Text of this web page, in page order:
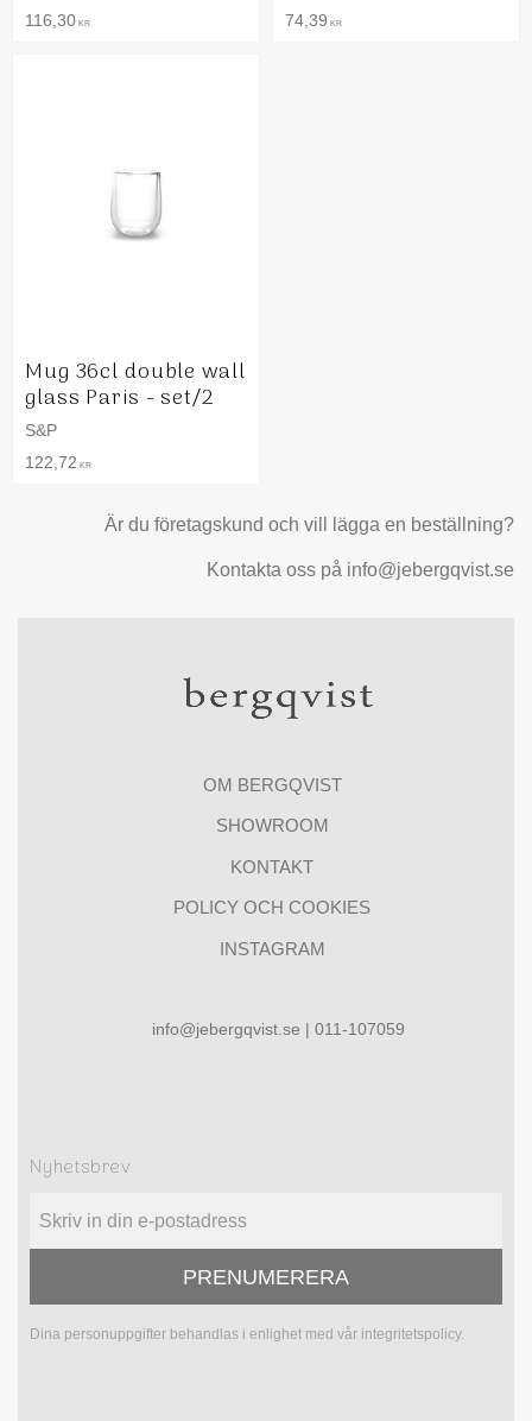
116,30 KR
74,39 KR
Mug 36cl double wall
glass Paris - set/2
S&P
122,72 KR
Är du företagskund och vill lägga en beställning?
Kontakta oss på info@jebergqvist.se
OM BERGQVIST
SHOWROOM
KONTAKT
POLICY OCH COOKIES
INSTAGRAM
info@jebergqvist.se | 011-107059
Nyhetsbrev
PRENUMERERA
Dina personuppgifter behandlas i enlighet med vår integritetspolicy.